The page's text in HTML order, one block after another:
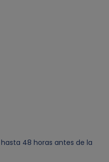
48 horas antes de la